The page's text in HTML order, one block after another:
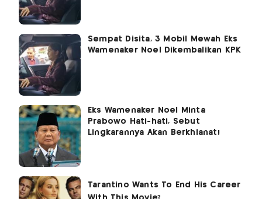
Sempat Disita, 3 Mobil Mewah Eks
Wamenaker Noel Dikembalikan KPK
Eks Wamenaker Noel Minta
Prabowo Hati-hati, Sebut
Lingkarannya Akan Berkhianat!